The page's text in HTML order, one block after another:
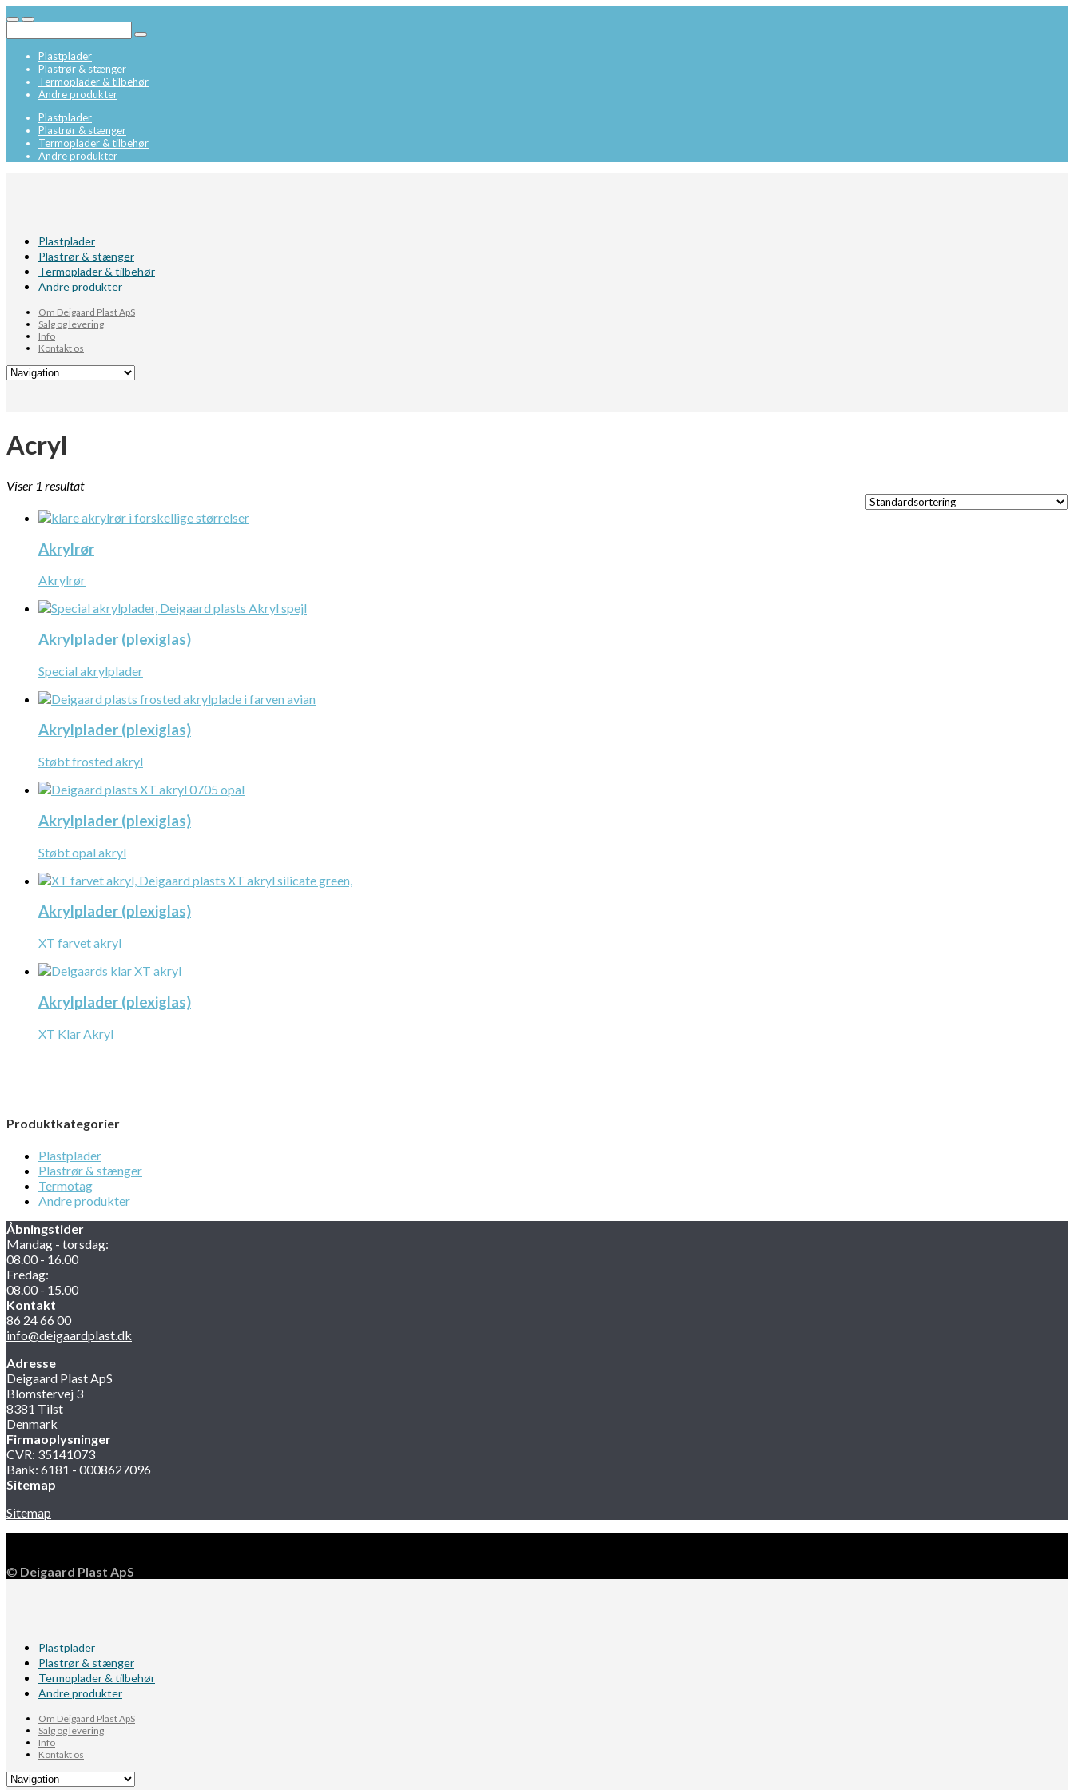
Plastplader
Plastrør & stænger
Termoplader & tilbehør
Andre produkter
Plastplader
Plastrør & stænger
Termoplader & tilbehør
Andre produkter
Plastplader
Plastrør & stænger
Termoplader & tilbehør
Andre produkter
Om Deigaard Plast ApS
Salg og levering
Info
Kontakt os
Acryl
Viser 1 resultat
Akrylrør
Akrylrør
Akrylplader (plexiglas)
Special akrylplader
Akrylplader (plexiglas)
Støbt frosted akryl
Akrylplader (plexiglas)
Støbt opal akryl
Akrylplader (plexiglas)
XT farvet akryl
Akrylplader (plexiglas)
XT Klar Akryl
Produktkategorier
Plastplader
Plastrør & stænger
Termotag
Andre produkter
Åbningstider
Mandag - torsdag:
08.00 - 16.00
Fredag:
08.00 - 15.00
Kontakt
86 24 66 00
info@deigaardplast.dk
Adresse
Deigaard Plast ApS
Blomstervej 3
8381 Tilst
Denmark
Firmaoplysninger
CVR: 35141073
Bank: 6181 - 0008627096
Sitemap
Sitemap
© Deigaard Plast ApS
Plastplader
Plastrør & stænger
Termoplader & tilbehør
Andre produkter
Om Deigaard Plast ApS
Salg og levering
Info
Kontakt os